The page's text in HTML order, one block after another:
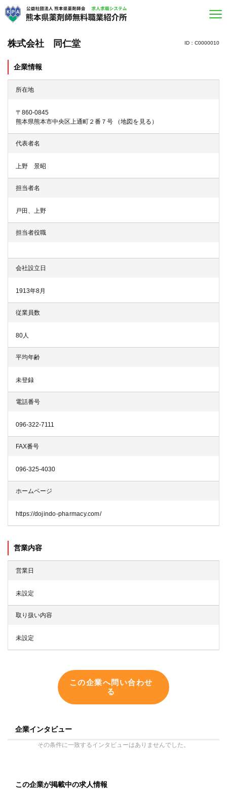
株式会社 同仁堂 ID：C0000010
企業情報
所在地
〒860-0845
熊本県熊本市中央区上通町２番７号
（地図を見る ）
代表者名
上野 景昭
担当者名
戸田、上野
担当者役職
会社設立日
1913年8月
従業員数
80人
平均年齢
未登録
電話番号
096-322-7111
FAX番号
096-325-4030
ホームページ
https://dojindo-pharmacy.com/
営業内容
営業日
未設定
取り扱い内容
未設定
この企業へ問い合わせ
る
企業インタビュー
その条件に一致するインタビューはありませんでした。
この企業が掲載中の求人情報